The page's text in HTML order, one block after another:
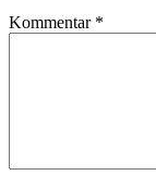
Kommentar *